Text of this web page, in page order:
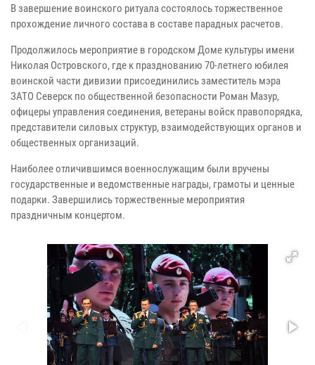
В завершение воинского ритуала состоялось торжественное
прохождение личного состава в составе парадных расчетов.
Продолжилось мероприятие в городском Доме культуры имени
Николая Островского, где к празднованию 70-летнего юбилея
воинской части дивизии присоединились заместитель мэра
ЗАТО Северск по общественной безопасности Роман Мазур,
офицеры управления соединения, ветераны войск правопорядка,
представители силовых структур, взаимодействующих органов и
общественных организаций.
Наиболее отличившимся военнослужащим были вручены
государственные и ведомственные награды, грамоты и ценные
подарки. Завершились торжественные мероприятия
праздничным концертом.